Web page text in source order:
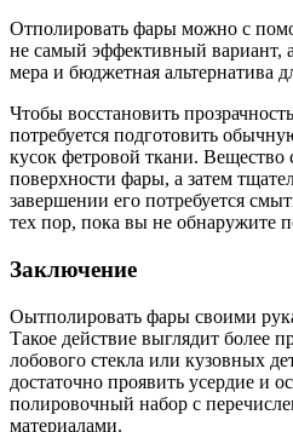
Отполировать фары можно с
не самый эффективный вариант,
мера и бюджетная альтернатива
Чтобы восстановить
потребуется подготовить
кусок фетровой ткани. Вещество
поверхности фары, а затем
завершении его потребуется
тех пор, пока вы не обнаружите
Заключение
Оытполировать фары своими
Такое действие выглядит более
лобового стекла или кузовных
достаточно проявить усердие и
полировочный набор с
материалами.